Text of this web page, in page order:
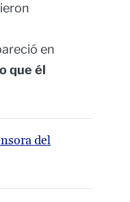
en
que él
del